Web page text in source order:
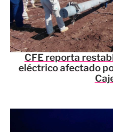
CFE reporta
eléctrico afectado